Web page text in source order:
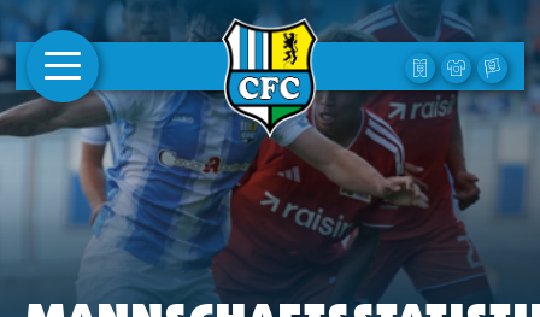
AKTUELLES
1. MANNSCHAFT
FRAUEN